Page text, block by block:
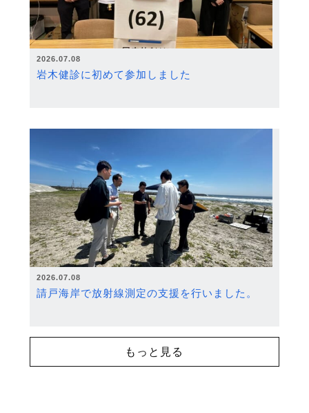
2026.07.08
岩木健診に初めて参加しました
2026.07.08
請戸海岸で放射線測定の支援を行いました。
もっと見る